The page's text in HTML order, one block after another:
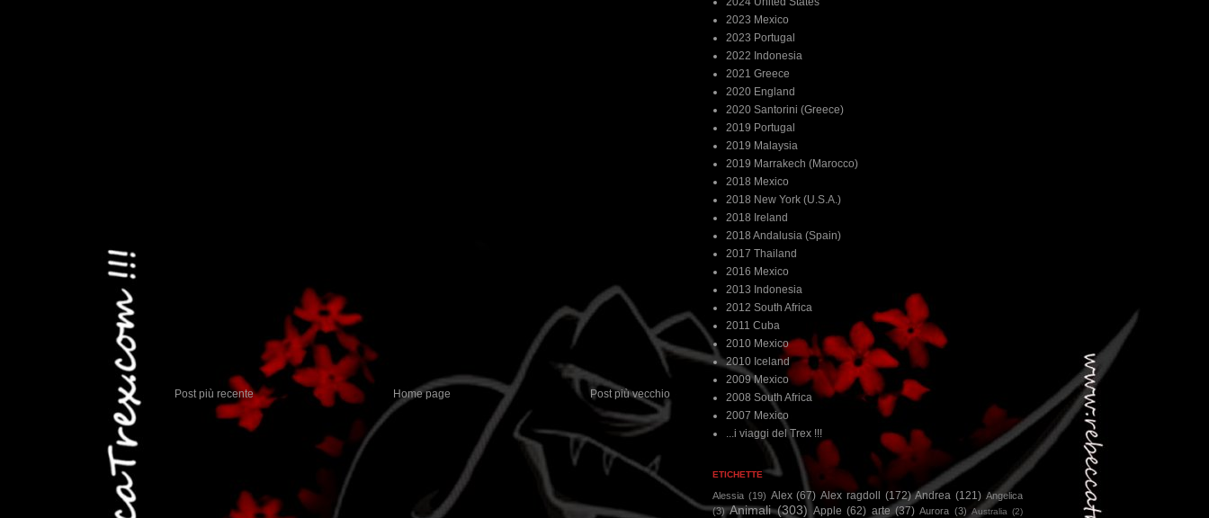
Post più recente Post più vecchio
Home page
2023 Mexico
2023 Portugal
2022 Indonesia
2021 Greece
2020 England
2020 Santorini (Greece)
2019 Portugal
2019 Malaysia
2019 Marrakech (Marocco)
2018 Mexico
2018 New York (U.S.A.)
2018 Ireland
2018 Andalusia (Spain)
2017 Thailand
2016 Mexico
2013 Indonesia
2012 South Africa
2011 Cuba
2010 Mexico
2010 Iceland
2009 Mexico
2008 South Africa
2007 Mexico
...i viaggi del Trex !!!
ETICHETTE
Alessia (19) Alex (67) Alex ragdoll (172) Andrea (121) Angelica
(3) Animali (303) Apple (62) arte (37) Aurora (3) Australia (2)